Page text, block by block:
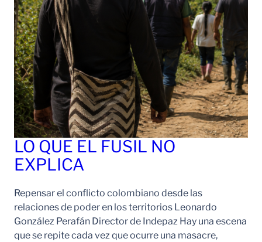
LO QUE EL FUSIL NO
EXPLICA
Repensar el conflicto colombiano desde las
relaciones de poder en los territorios Leonardo
González Perafán Director de Indepaz Hay una escena
que se repite cada vez que ocurre una masacre,